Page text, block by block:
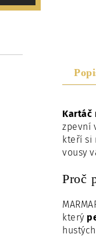
Kartáč
zpevní
kteří si
vousy
Proč
který